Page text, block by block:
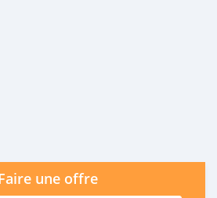
une offre